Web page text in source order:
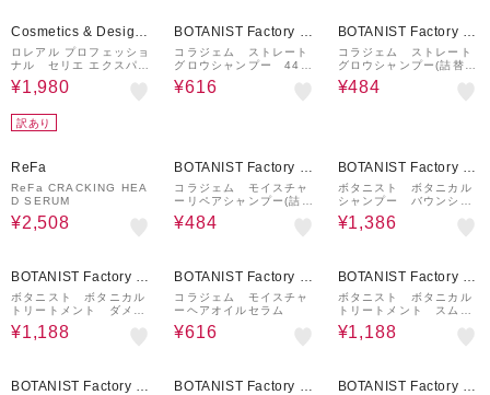
Cosmetics & Designe
r Fragrances
ロレアル プロフェッショ
ナル セリエ エクスパー
ト メタルDX プロフェッ
ショナル シャンプー 10
¥1,980
訳あり
BOTANIST Factory / a
nd Habit
コラジェム ストレート
グロウシャンプー 440
mL
¥616
BOTANIST Factory / a
nd Habit
コラジェム ストレート
グロウシャンプー(詰替)
370mL
¥484
ReFa
ReFa CRACKING HEA
D SERUM
¥2,508
BOTANIST Factory / a
nd Habit
コラジェム モイスチャ
ーリペアシャンプー(詰
替) 370mL
¥484
BOTANIST Factory / a
nd Habit
ボタニスト ボタニカル
シャンプー バウンシー
ボリューム 460mL
¥1,386
BOTANIST Factory / a
nd Habit
ボタニスト ボタニカル
トリートメント ダメー
ジケア (詰替) 400g
¥1,188
BOTANIST Factory / a
nd Habit
コラジェム モイスチャ
ーヘアオイルセラム
¥616
BOTANIST Factory / a
nd Habit
ボタニスト ボタニカル
トリートメント スムー
ス (詰替) 400g
¥1,188
BOTANIST Factory / a
BOTANIST Factory / a
BOTANIST Factory / a